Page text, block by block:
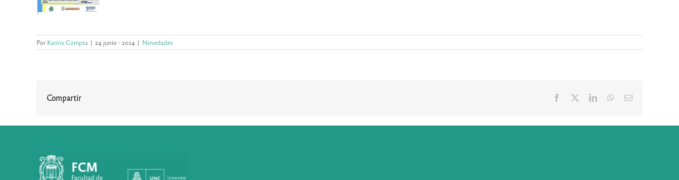
PorKarina Compta | 24 junio - 2014 | Novedades
Compartir Facebook LinkedInWhatsApp
Correo